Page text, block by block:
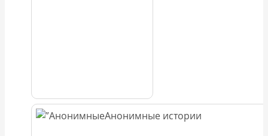
Анонимные истории